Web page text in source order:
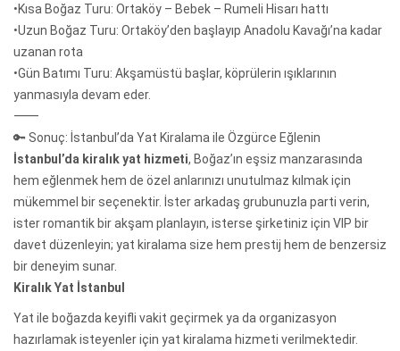
•Kısa Boğaz Turu: Ortaköy – Bebek – Rumeli Hisarı hattı
•Uzun Boğaz Turu: Ortaköy’den başlayıp Anadolu Kavağı’na kadar
uzanan rota
•Gün Batımı Turu: Akşamüstü başlar, köprülerin ışıklarının
yanmasıyla devam eder.
⸻
🔑 Sonuç: İstanbul’da Yat Kiralama ile Özgürce Eğlenin
İstanbul’da kiralık yat hizmeti, Boğaz’ın eşsiz manzarasında
hem eğlenmek hem de özel anlarınızı unutulmaz kılmak için
mükemmel bir seçenektir. İster arkadaş grubunuzla parti verin,
ister romantik bir akşam planlayın, isterse şirketiniz için VIP bir
davet düzenleyin; yat kiralama size hem prestij hem de benzersiz
bir deneyim sunar.
Kiralık Yat İstanbul
Yat ile boğazda keyifli vakit geçirmek ya da organizasyon
hazırlamak isteyenler için yat kiralama hizmeti verilmektedir.